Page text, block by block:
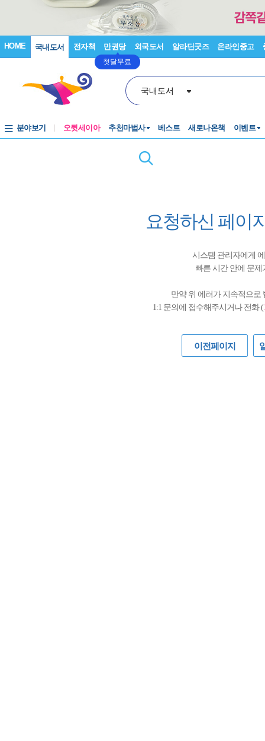
HOME 국내도서 전자책 만권당
첫달무료
외국도서 알라딘굿즈 온라인중고
국내도서
분야보기 오뒷세이아 추천마법사 베스트 새로나온책 이벤트
요청하신 페이
시스템 관리자에게
빠른 시간 안에 문
만약 위 에러가 지속적으로
1:1 문의에 접수해주시거나 전화 (
이전페이지